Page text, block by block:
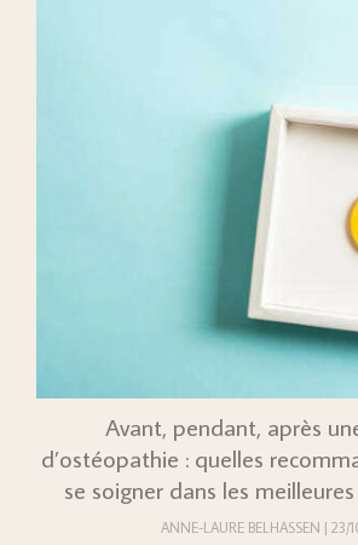
Avant, pendant, après
d’ostéopathie : quelles
se soigner dans les
ANNE-LAURE BELHASSEN 23/